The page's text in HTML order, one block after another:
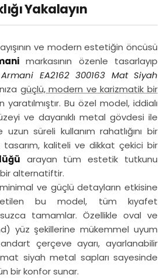
Yakalayın
ve modern estetiğin öncüsü
markasının özenle tasarlayıp
EA2162 300163 Mat Siyah
güçlü, modern ve karizmatik bir
yaratılmıştır. Bu özel model, iddialı
ve dayanıklı metal gövdesi ile
uzun süreli kullanım rahatlığını bir
tasarım, kaliteli ve dikkat çekici bir
arayan tüm estetik tutkunu
bir alternatiftir.
ve güçlü detayların etkisine
bu model, tüm kıyafet
tamamlar. Özellikle oval ve
yüz şekillerine mükemmel uyum
çerçeve ayarı, ayarlanabilir
mat siyah metal sapları sayesinde
bir konfor sunar.